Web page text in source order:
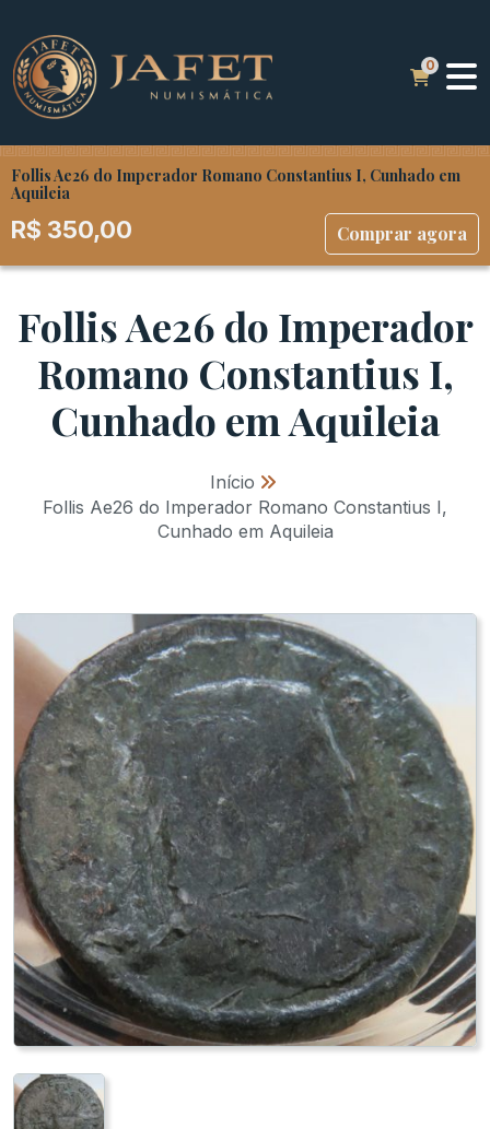
Follis Ae26 do Imperador Romano Constantius I, Cunhado em
Aquileia
R$ 350,00 Comprar agora
Follis Ae26 do Imperador
Romano Constantius I,
Cunhado em Aquileia
Início »
Follis Ae26 do Imperador Romano Constantius I,
Cunhado em Aquileia